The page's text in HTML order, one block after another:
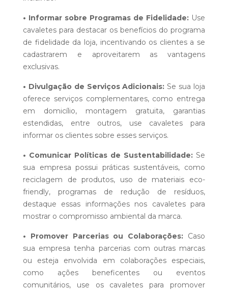
• Informar sobre Programas de Fidelidade: Use
cavaletes para destacar os benefícios do programa
de fidelidade da loja, incentivando os clientes a se
cadastrarem e aproveitarem as vantagens
exclusivas.
• Divulgação de Serviços Adicionais: Se sua loja
oferece serviços complementares, como entrega
em domicílio, montagem gratuita, garantias
estendidas, entre outros, use cavaletes para
informar os clientes sobre esses serviços.
• Comunicar Políticas de Sustentabilidade: Se
sua empresa possui práticas sustentáveis, como
reciclagem de produtos, uso de materiais eco-
friendly, programas de redução de resíduos,
destaque essas informações nos cavaletes para
mostrar o compromisso ambiental da marca.
• Promover Parcerias ou Colaborações: Caso
sua empresa tenha parcerias com outras marcas
ou esteja envolvida em colaborações especiais,
como ações beneficentes ou eventos
comunitários, use os cavaletes para promover